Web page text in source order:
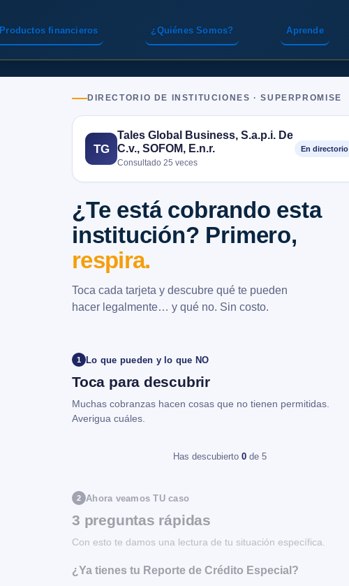
Productos financieros ¿Quiénes Somos? Aprende
DIRECTORIO DE INSTITUCIONES · SUPERPROMISE
TG
Tales Global Business, S.a.p.i. De
C.v., SOFOM, E.n.r.
Consultado 25 veces
En directorio
¿Te está cobrando esta
institución? Primero,
respira.
Toca cada tarjeta y descubre qué te pueden
hacer legalmente… y qué no. Sin costo.
1 Lo que pueden y lo que NO
Toca para descubrir
Muchas cobranzas hacen cosas que no tienen permitidas.
Averigua cuáles.
Has descubierto 0 de 5
2 Ahora veamos TU caso
3 preguntas rápidas
Con esto te damos una lectura de tu situación específica.
¿Ya tienes tu Reporte de Crédito Especial?